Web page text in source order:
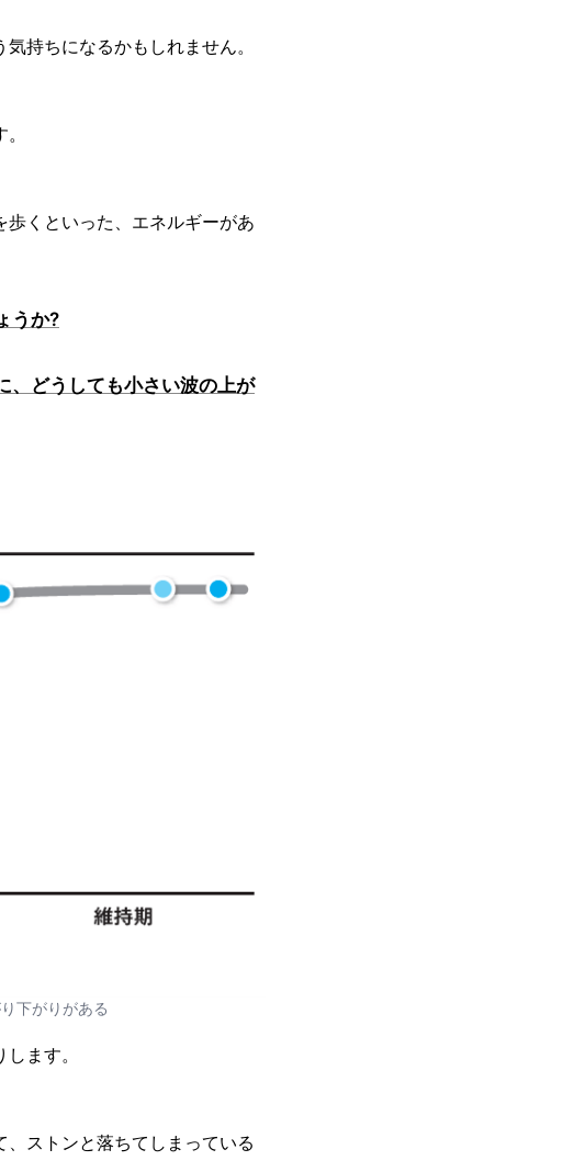
持ちになるかもしれません。
くといった、エネルギーがあ
うか?
、どうしても小さい波の上が
下がりがある
ます。
ストンと落ちてしまっている